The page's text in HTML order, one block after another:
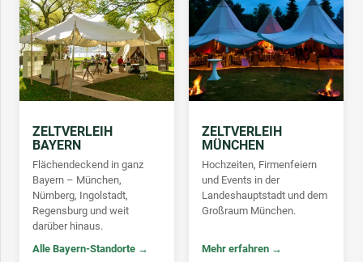
ZELTVERLEIH
BAYERN
Flächendeckend in ganz
Bayern – München,
Nürnberg, Ingolstadt,
Regensburg und weit
darüber hinaus.
Alle Bayern-Standorte →
ZELTVERLEIH
MÜNCHEN
Hochzeiten, Firmenfeiern
und Events in der
Landeshauptstadt und dem
Großraum München.
Mehr erfahren →